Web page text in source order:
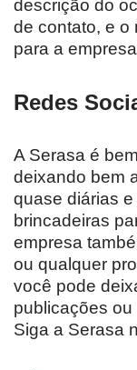
descrição do
de contato, e o
para a
Redes
A Serasa é
deixando bem
quase diárias
brincadeiras
empresa
ou qualquer
você pode
publicações
Siga a Serasa